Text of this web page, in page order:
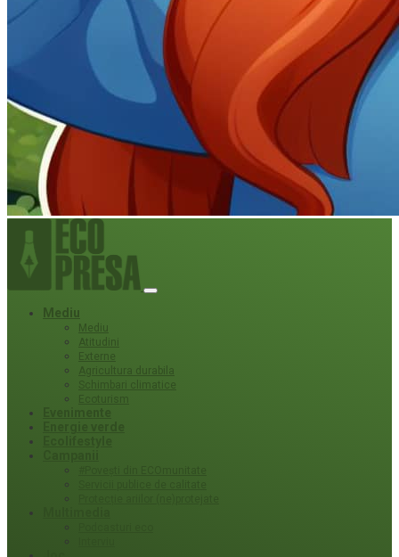
Mediu
Mediu
Atitudini
Externe
Agricultura durabila
Schimbari climatice
Ecoturism